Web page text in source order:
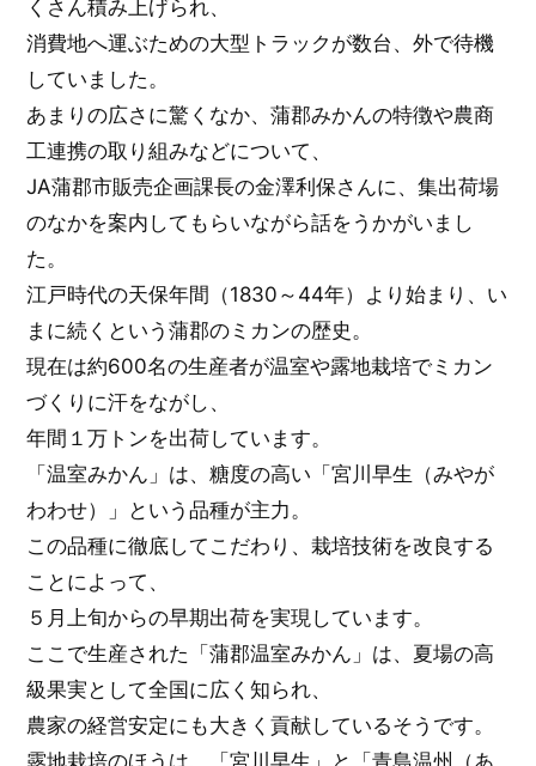
くさん積み上げられ、
消費地へ運ぶための大型トラックが数台、外で待機
していました。
あまりの広さに驚くなか、蒲郡みかんの特徴や農商
工連携の取り組みなどについて、
JA蒲郡市販売企画課長の金澤利保さんに、集出荷場
のなかを案内してもらいながら話をうかがいまし
た。
江戸時代の天保年間（1830～44年）より始まり、い
まに続くという蒲郡のミカンの歴史。
現在は約600名の生産者が温室や露地栽培でミカン
づくりに汗をながし、
年間１万トンを出荷しています。
「温室みかん」は、糖度の高い「宮川早生（みやが
わわせ）」という品種が主力。
この品種に徹底してこだわり、栽培技術を改良する
ことによって、
５月上旬からの早期出荷を実現しています。
ここで生産された「蒲郡温室みかん」は、夏場の高
級果実として全国に広く知られ、
農家の経営安定にも大きく貢献しているそうです。
露地栽培のほうは、「宮川早生」と「青島温州（あ